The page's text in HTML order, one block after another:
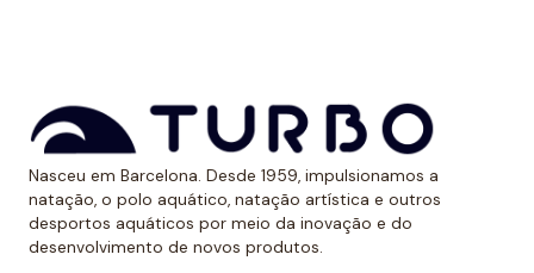
muito tempo sem sofrer desgaste.
Uso recomendado de calção para
polo aquático
Da Turbo recomendamos usar o calção para praticar
polo aquático ou treinar natação. Como se encaixa
Nasceu em Barcelona. Desde 1959, impulsionamos a
natação, o polo aquático, natação artística e outros
desportos aquáticos por meio da inovação e do
desenvolvimento de novos produtos.